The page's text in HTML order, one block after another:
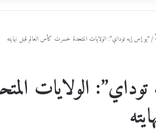
/“يو إس إيه توداي”: الولايات المتحدة خسرت كأس العالم قبل نهايته
توداي”: الولايات